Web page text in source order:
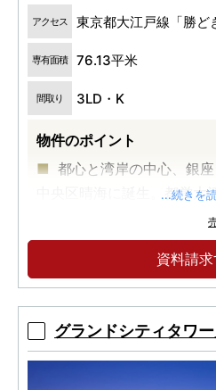
アクセス 東京都大江戸線「勝ど
専有面積 76.13平米
間取り 3LD・K
物件のポイント
都心と湾岸の中心、銀
中央区晴海に誕生。都営大
地上33階建・全352邸
ーレジデンス。広大な敷地
ープ。
【実物見学可能】格調
と迎賓のグランドロビー、
...続きを
資料請求
グランドシティタワ